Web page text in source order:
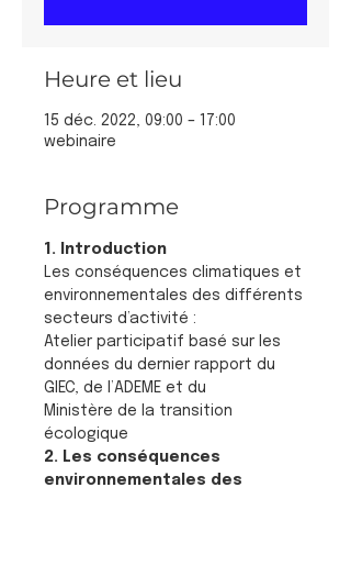
Heure et lieu
15 déc. 2022, 09:00 – 17:00
webinaire
Programme
1. Introduction
Les conséquences climatiques et
environnementales des différents
secteurs d’activité :
Atelier participatif basé sur les
données du dernier rapport du
GIEC, de l’ADEME et du
Ministère de la transition
écologique
2. Les conséquences
environnementales des